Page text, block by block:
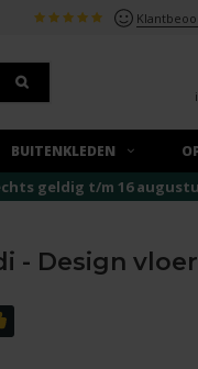
BUITENKLEDEN
geldig t/m 16
- Design